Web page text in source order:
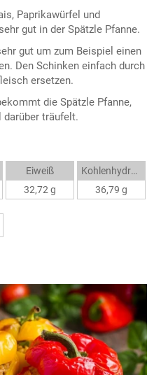
Paprikawürfel und
gut in der Spätzle Pfanne.
gut um zum Beispiel einen
Den Schinken einfach durch
ersetzen.
die Spätzle Pfanne,
darüber träufelt.
Eiweiß
32,72 g
Kohlenhydrate
36,79 g